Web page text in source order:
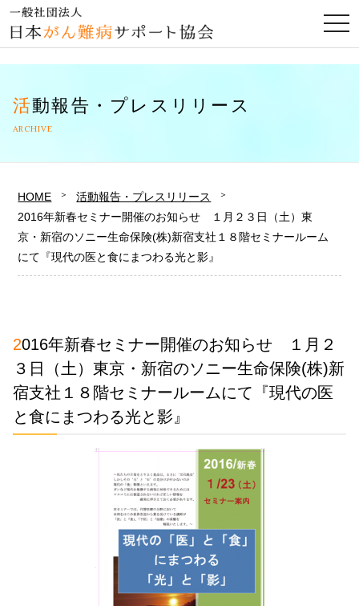
活動報告・プレスリリース
ARCHIVE
HOME
活動報告・プレスリリース
2016年新春セミナー開催のお知らせ １月２３日（土）東
京・新宿のソニー生命保険(株)新宿支社１８階セミナールーム
にて『現代の医と食にまつわる光と影』
2016年新春セミナー開催のお知らせ １月２
３日（土）東京・新宿のソニー生命保険(株)新
宿支社１８階セミナールームにて『現代の医
と食にまつわる光と影』